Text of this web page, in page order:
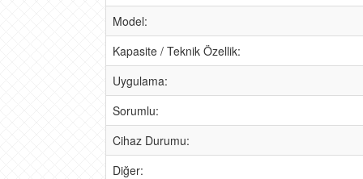
Model:
Kapasite / Teknik Özellik:
Uygulama:
Sorumlu:
Cihaz Durumu:
Diğer: